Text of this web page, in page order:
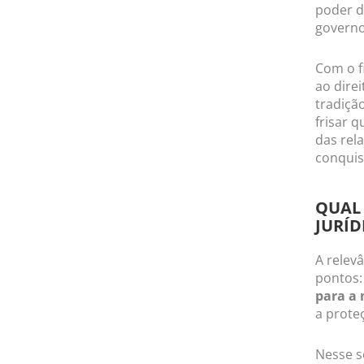
poder
Com o
ao
frisar
das
A
para a
a
Nesse